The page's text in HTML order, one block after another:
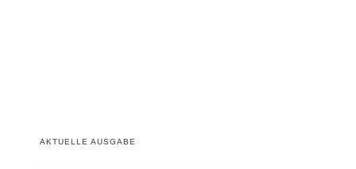
AKTUELLE AUSGABE